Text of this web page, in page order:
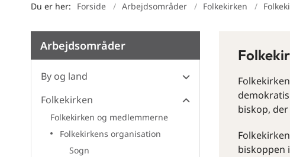
Du er her: Forside Arbejdsområder Folkekirken
Arbejdsområder
By og land
Folkekirken
Folkekirken og medlemmerne
Folkekirkens organisation
Sogn
biskop,
biskoppen